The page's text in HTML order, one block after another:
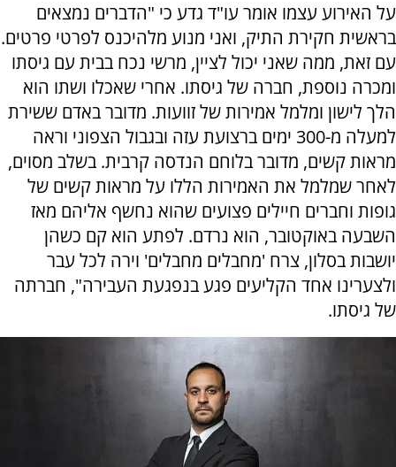
על האירוע עצמו אומר עו"ד גדע כי "הדברים נמצאים
בראשית חקירת התיק, ואני מנוע מלהיכנס לפרטי פרטים.
עם זאת, ממה שאני יכול לציין, מרשי נכח בבית עם גיסתו
ומכרה נוספת, חברה של גיסתו. אחרי שאכלו ושתו הוא
הלך לישון ומלמל אמירות של זוועות. מדובר באדם ששירת
למעלה מ-300 ימים ברצועת עזה ובגבול הצפוני וראה
מראות קשים, מדובר בלוחם הנדסה קרבית. בשלב מסוים,
לאחר שמלמל את האמירות הללו על מראות קשים של
גופות וחברים חיילים פצועים שהוא נחשף אליהם מאז
השבעה באוקטובר, הוא נרדם. לפתע הוא קם כשהן
יושבות בסלון, צרח 'מחבלים מחבלים' וירה לכל עבר
ולצערינו אחד הקליעים פגע בנפגעת העבירה", חברתה
של גיסתו.